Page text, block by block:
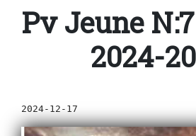
Pv Jeune
2024-
2024-12-17